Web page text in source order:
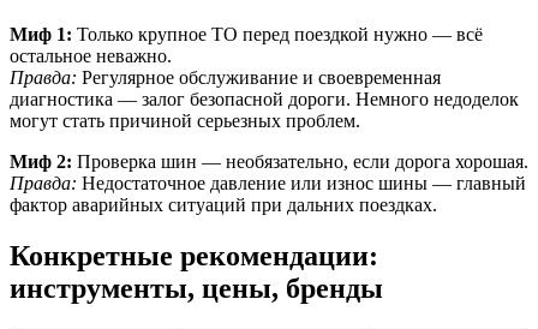
Миф 1: Только крупное ТО перед поездкой нужно — всё
остальное неважно.
Правда: Регулярное обслуживание и своевременная
диагностика — залог безопасной дороги. Немного недоделок
могут стать причиной серьезных проблем.
Миф 2: Проверка шин — необязательно, если дорога хорошая.
Правда: Недостаточное давление или износ шины — главный
фактор аварийных ситуаций при дальних поездках.
Конкретные рекомендации:
инструменты, цены, бренды